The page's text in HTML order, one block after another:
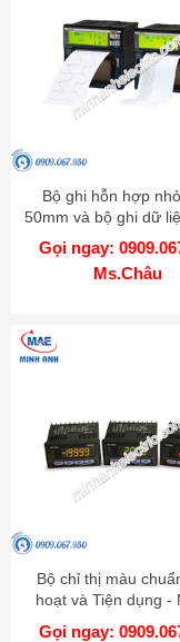
Bộ ghi hỗn hợp
50mm và bộ ghi dữ
một - Model
Gọi ngay:
Ms.Châu
Bộ chỉ thị màu
hoạt và Tiện dụng -
KN-2000W
Gọi ngay: